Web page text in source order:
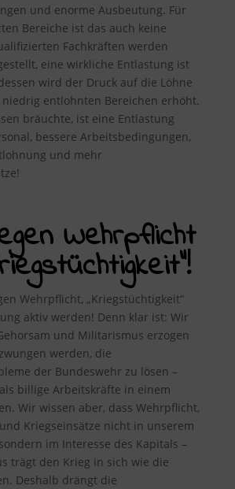
und enorme Ausbeutung. Für
Bereiche ist das auch keine
Fachkräften werden
eine wirkliche Entlastung ist
wird der Druck auf die Löhne
entlohnten Bereichen erhöht.
bräuchte, ist eine Entlastung
bessere Arbeitsbedingungen,
und mehr
Wehrpflicht
Wehrpflicht, „Kriegstüchtigkeit“
aktiv werden! Denn klar ist: Wir
und Militarismus erzogen
werden, die
der Bundeswehr zu lösen –
billige Arbeitskräfte in einem
Wir wissen aber, dass Wehrpflicht,
Kriegseinsätze nicht in unserem
im Interesse des Kapitals –
trägt den Krieg in sich wie die
Deshalb drängt die